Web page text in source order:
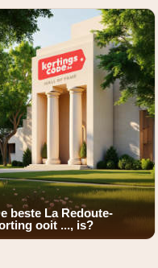
beste La Redoute-
ooit ..., is?